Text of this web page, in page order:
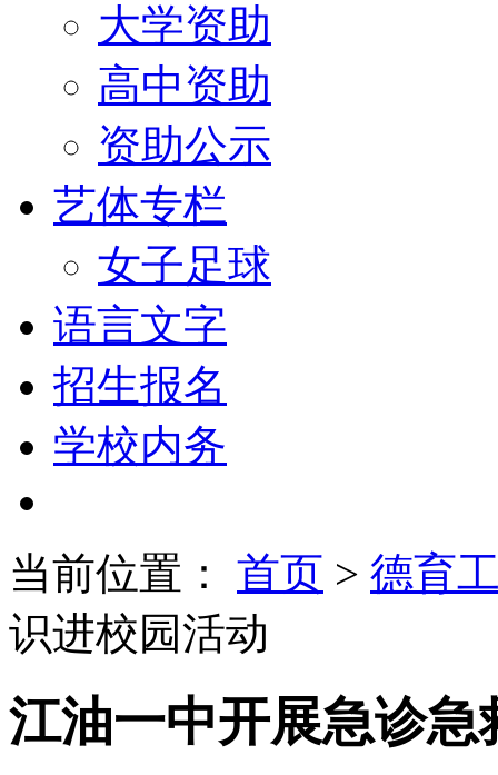
大学资助
高中资助
资助公示
艺体专栏
女子足球
语言文字
招生报名
学校内务
当前位置： 首页 > 德育
识进校园活动
江油一中开展急诊